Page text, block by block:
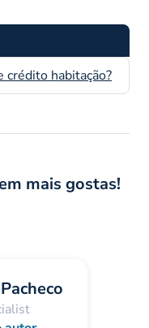
crédito habitação?
mais gostas!